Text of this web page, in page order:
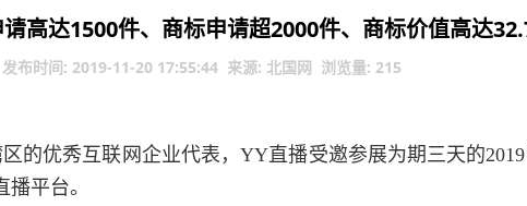
高达1500件、商标申请超2000件、商标价值高达
发布时间: 2019-11-20 17:55:44 来源: 北国网 浏览量: 215
的优秀互联网企业代表，YY直播受邀参展为期三天的
平台。